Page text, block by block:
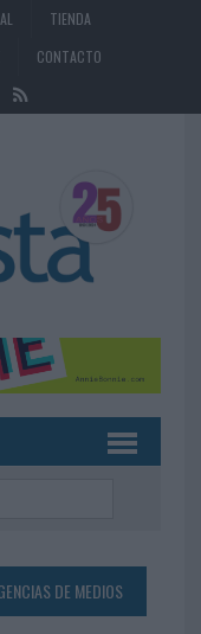
TIENDA
CONTACTO
DE MEDIOS